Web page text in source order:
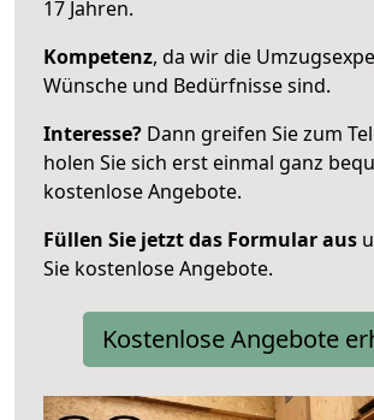
17 Jahren.
Kompetenz, da wir die
Wünsche und Bedürfnisse sind.
Interesse? Dann greifen Sie zum
holen Sie sich erst einmal ganz
kostenlose Angebote.
Füllen Sie jetzt das Formular aus
Sie kostenlose Angebote.
Kostenlose Angebote